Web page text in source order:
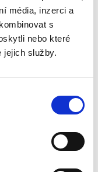
média, inzerci a
s
nebo které
jejich služby.